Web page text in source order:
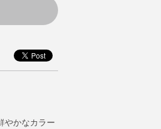
やかなカラー